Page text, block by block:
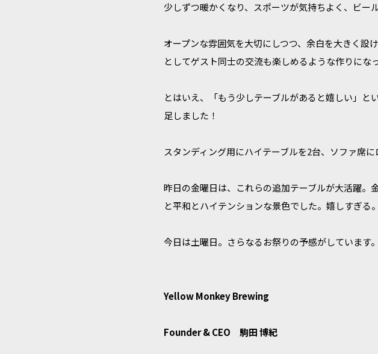
少しずつ暖かくなり、スポーツが気持ちよく、ビー
オープンな雰囲気を大切にしつつ、余白を大きく設
としてゲスト同士の交流も楽しめるような作りにな
とはいえ、「もう少しテーブルがあると嬉しい」
足しました！
スタンディング用にハイテーブルを2台、ソファ席
昨日の金曜日は、これらの追加テーブルが大活躍。
と平和とハイテンションな景色でした。嬉しすぎる。
今日は土曜日。さらなるお祭りの予感がしています
Yellow Monkey Brewing
Founder & CEO 駒田 博紀